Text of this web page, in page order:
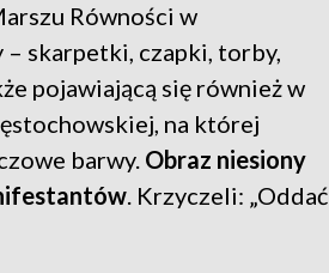
Równości w
skarpetki, czapki, torby,
pojawiającą się również w
na której
barwy. Obraz niesiony
. Krzyczeli: „Oddać